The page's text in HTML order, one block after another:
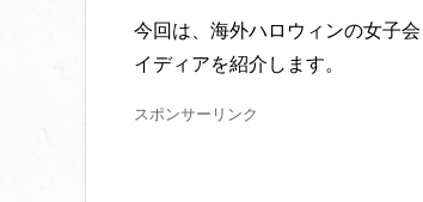
今回は、海外ハロウィンの女子
イディアを紹介します。
スポンサーリンク